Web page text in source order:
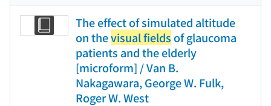
The effect of simulated altitude
on thevisual fields of glaucoma
patients and the elderly
[microform] / Van B.
Nakagawara, George W. Fulk,
Roger W. West